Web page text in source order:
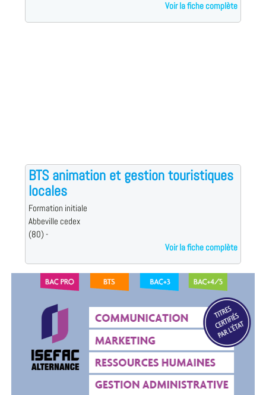
Voir la fiche complète
BTS animation et gestion touristiques
locales
Formation initiale
Abbeville cedex
(80) -
Voir la fiche complète